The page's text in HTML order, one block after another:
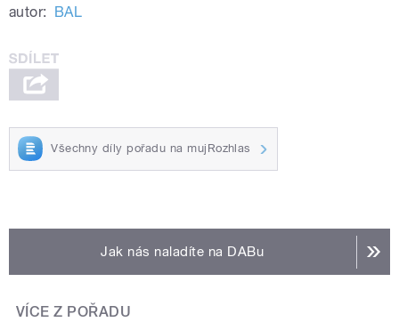
autor: BAL
Všechny díly pořadu na mujRozhlas
Jak nás naladíte na DABu
VÍCE Z POŘADU